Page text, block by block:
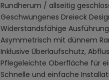
Rundherum / allseitig
Geschwungenes Dreieck
Widerstandsfähige
Asymmetrisch mit dünnem
Inklusive Überlaufschutz,
Pflegeleichte Oberfläche für
Schnelle und einfache